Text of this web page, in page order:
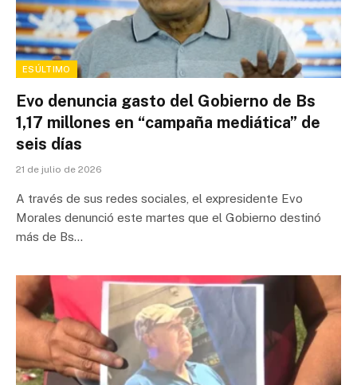
ESÚLTIMO
Evo denuncia gasto del Gobierno de Bs
1,17 millones en “campaña mediática” de
seis días
21 de julio de 2026
A través de sus redes sociales, el expresidente Evo
Morales denunció este martes que el Gobierno destinó
más de Bs…